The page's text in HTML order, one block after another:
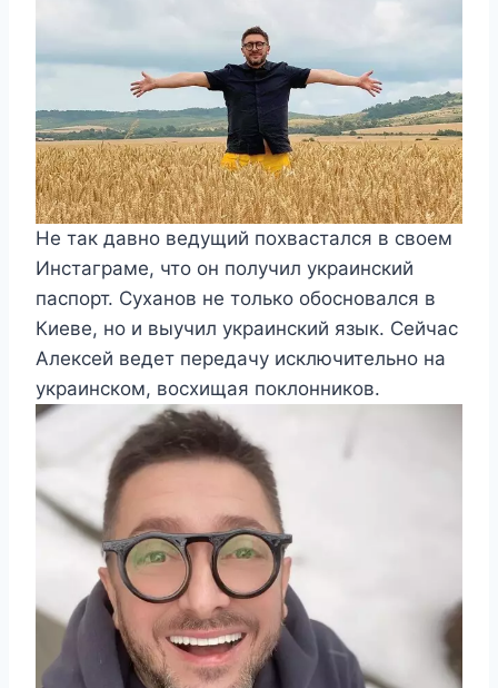
Не так давно ведущий похвастался в своем
Инстаграме, что он получил украинский
паспорт. Суханов не только обосновался в
Киеве, но и выучил украинский язык. Сейчас
Алексей ведет передачу исключительно на
украинском, восхищая поклонников.